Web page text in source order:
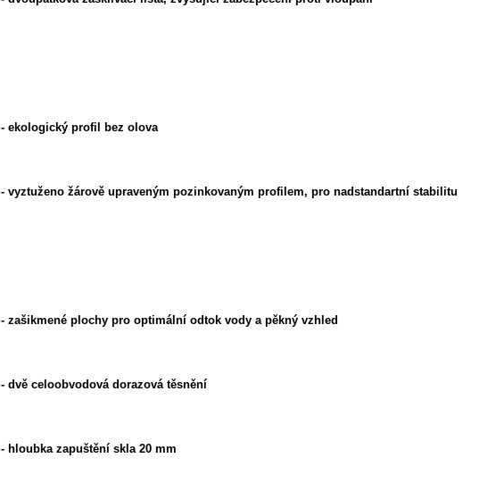
- ekologický profil bez olova
- vyztuženo žárově upraveným pozinkovaným profilem, pro nadstandartní stabilitu
- zašikmené plochy pro optimální odtok vody a pěkný vzhled
- dvě celoobvodová dorazová těsnění
- hloubka zapuštění skla 20 mm